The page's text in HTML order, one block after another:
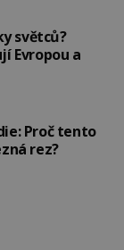
světců?
Evropou a
Proč tento
rez?